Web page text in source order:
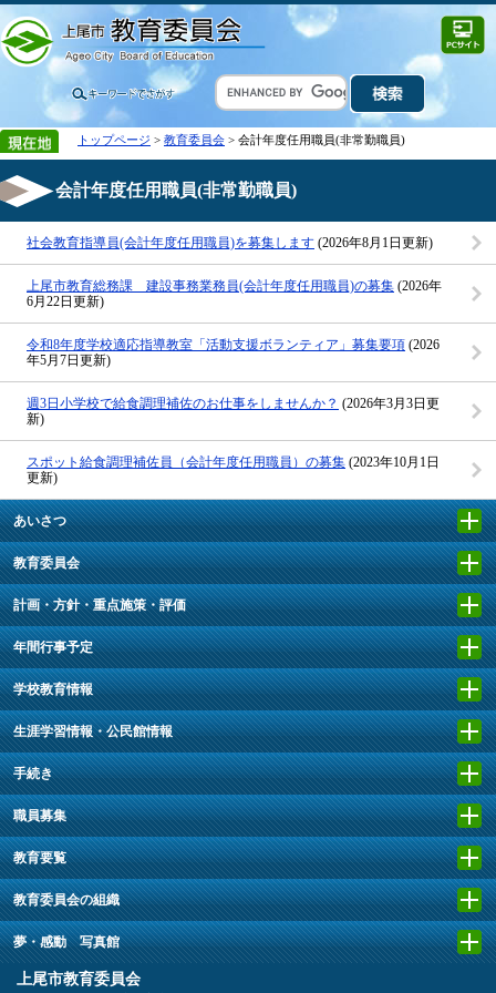
トップページ > 教育委員会 > 会計年度任用職員(非常勤職員)
会計年度任用職員(非常勤職員)
社会教育指導員(会計年度任用職員)を募集します (2026年8月1日更新)
上尾市教育総務課 建設事務業務員(会計年度任用職員)の募集 (2026年
6月22日更新)
令和8年度学校適応指導教室「活動支援ボランティア」募集要項 (2026
年5月7日更新)
週3日小学校で給食調理補佐のお仕事をしませんか？ (2026年3月3日更
新)
スポット給食調理補佐員（会計年度任用職員）の募集 (2023年10月1日
更新)
あいさつ
教育委員会
計画・方針・重点施策・評価
年間行事予定
学校教育情報
生涯学習情報・公民館情報
手続き
職員募集
教育要覧
教育委員会の組織
夢・感動 写真館
上尾市教育委員会